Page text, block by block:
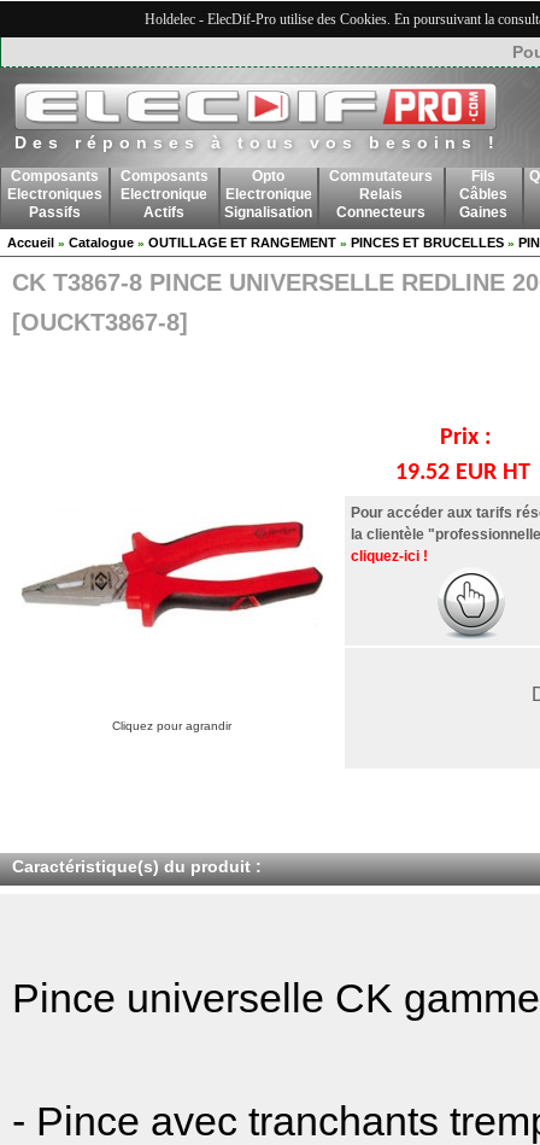
Holdelec - ElecDif-Pro utilise des Cookies. En poursuivant la
Des réponses à tous vos besoins !
Composants
Electroniques
Passifs
Composants
Electronique
Actifs
Opto
Electronique
Signalisation
Commutateurs
Relais
Connecteurs
Fils
Câbles
Gaines
Accueil » Catalogue » OUTILLAGE ET RANGEMENT » PINCES ET BRUCELLES »
CK T3867-8 PINCE UNIVERSELLE REDLINE
[OUCKT3867-8]
Cliquez pour agrandir
Prix :
19.52 EUR HT
Pour accéder aux tarifs
la clientèle
cliquez-ici !
Caractéristique(s) du produit :
Pince universelle CK
- Pince avec tranchants